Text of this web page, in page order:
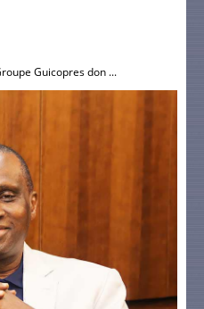
Guicopres don ...